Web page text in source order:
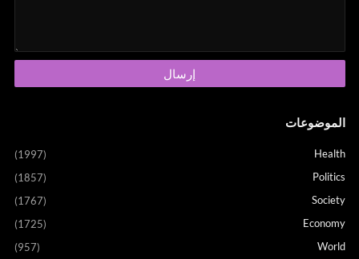
الموضوعات
Health
(1997)
Politics
(1857)
Society
(1767)
Economy
(1725)
World
(957)